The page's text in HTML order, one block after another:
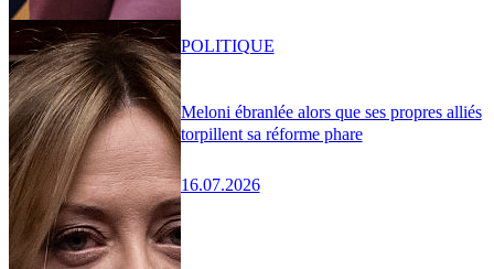
Meloni ébranlée alors que ses propres alliés
torpillent sa réforme phare
16.07.2026
POLITIQUE